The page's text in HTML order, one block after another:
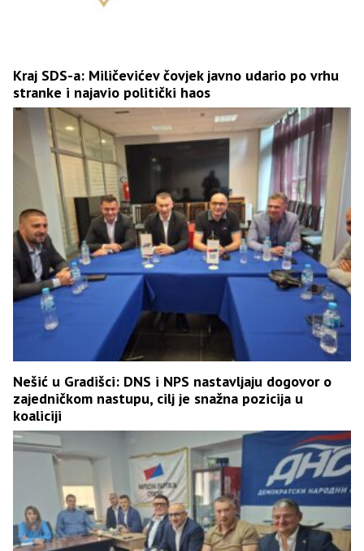
Kraj SDS-a: Miličevićev čovjek javno udario po vrhu
stranke i najavio politički haos
Nešić u Gradišci: DNS i NPS nastavljaju dogovor o
zajedničkom nastupu, cilj je snažna pozicija u
koaliciji